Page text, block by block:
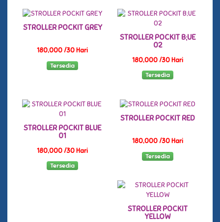
STROLLER POCKIT GREY
180,000 /30 Hari
Tersedia
STROLLER POCKIT B;UE
02
180,000 /30 Hari
Tersedia
STROLLER POCKIT BLUE
01
180,000 /30 Hari
Tersedia
STROLLER POCKIT RED
180,000 /30 Hari
Tersedia
STROLLER POCKIT
YELLOW